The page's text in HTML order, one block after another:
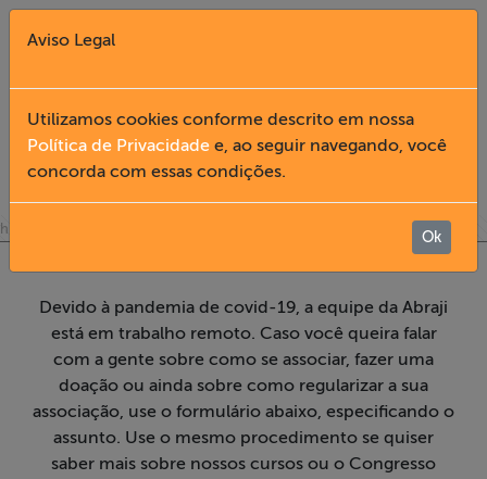
Fechar X
English
Institucional
Formação
Acesso à
Informação
FALE CONOSCO
home
Devido à pandemia de covid-19, a equipe da Abraji
está em trabalho remoto. Caso você queira falar
com a gente sobre como se associar, fazer uma
doação ou ainda sobre como regularizar a sua
associação, use o formulário abaixo, especificando o
assunto. Use o mesmo procedimento se quiser
saber mais sobre nossos cursos ou o Congresso
Aviso Legal
Utilizamos cookies conforme descrito em nossa
Política de Privacidade e, ao seguir navegando, você
concorda com essas condições.
Ok